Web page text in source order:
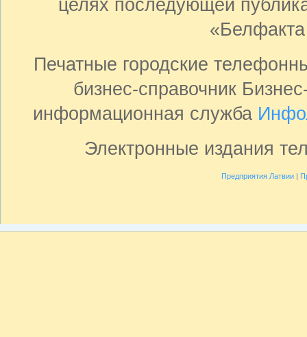
целях последующей
Печатные городские
бизнес-справочник
информационная служба
Электронные издания
Предприятия Латвии|